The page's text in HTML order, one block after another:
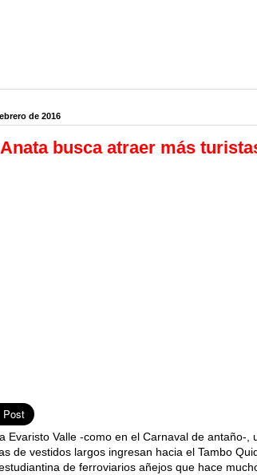
de 2016
busca atraer más
Evaristo Valle -como en el Carnaval de antaño-
de vestidos largos ingresan hacia el Tambo
de ferroviarios añejos que hace